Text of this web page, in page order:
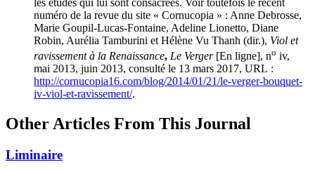
numéro de la revue du site « Cornucopia » : Anne Debrosse,
Marie Goupil-Lucas-Fontaine, Adeline Lionetto, Diane
Robin, Aurélia Tamburini et Hélène Vu Thanh (dir.), Viol et
ravissement à la Renaissance, Le Verger [En ligne], no iv,
mai 2013, juin 2013, consulté le 13 mars 2017, URL :
http://cornucopia16.com/blog/2014/01/21/le-verger-bouquet-
iv-viol-et-ravissement/.
Other Articles From This Journal
Liminaire